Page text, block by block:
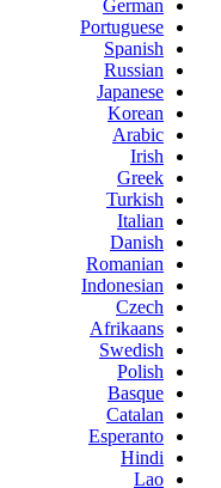
German
Portuguese
Spanish
Russian
Japanese
Korean
Arabic
Irish
Greek
Turkish
Italian
Danish
Romanian
Indonesian
Czech
Afrikaans
Swedish
Polish
Basque
Catalan
Esperanto
Hindi
Lao